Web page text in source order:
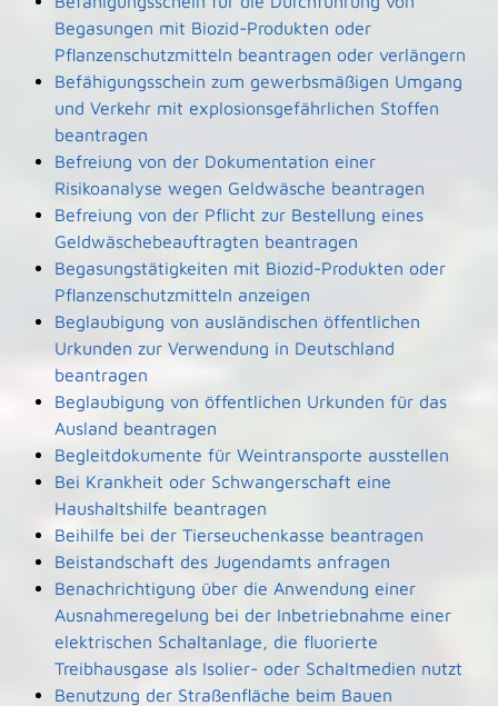
Begasungen mit Biozid-Produkten oder
Pflanzenschutzmitteln beantragen oder verlängern
Befähigungsschein zum gewerbsmäßigen Umgang
und Verkehr mit explosionsgefährlichen Stoffen
beantragen
Befreiung von der Dokumentation einer
Risikoanalyse wegen Geldwäsche beantragen
Befreiung von der Pflicht zur Bestellung eines
Geldwäschebeauftragten beantragen
Begasungstätigkeiten mit Biozid-Produkten oder
Pflanzenschutzmitteln anzeigen
Beglaubigung von ausländischen öffentlichen
Urkunden zur Verwendung in Deutschland
beantragen
Beglaubigung von öffentlichen Urkunden für das
Ausland beantragen
Begleitdokumente für Weintransporte ausstellen
Bei Krankheit oder Schwangerschaft eine
Haushaltshilfe beantragen
Beihilfe bei der Tierseuchenkasse beantragen
Beistandschaft des Jugendamts anfragen
Benachrichtigung über die Anwendung einer
Ausnahmeregelung bei der Inbetriebnahme einer
elektrischen Schaltanlage, die fluorierte
Treibhausgase als Isolier- oder Schaltmedien nutzt
Benutzung der Straßenfläche beim Bauen